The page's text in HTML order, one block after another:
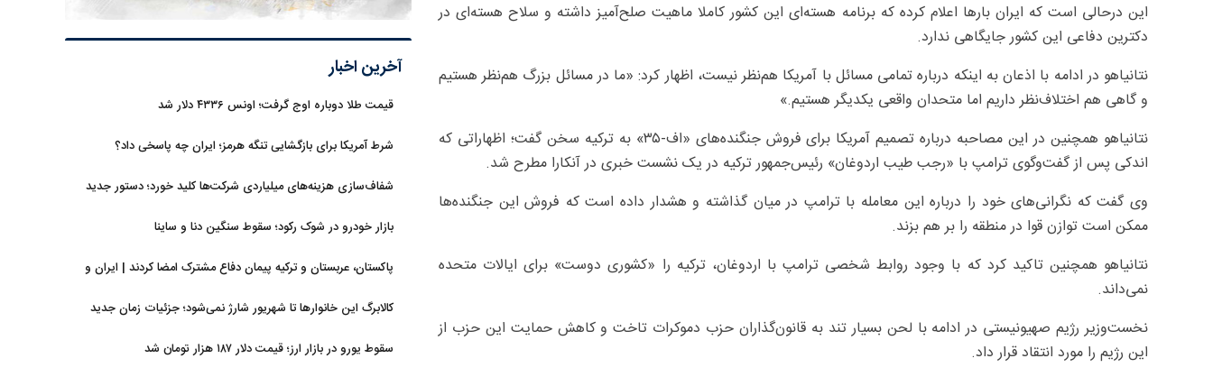
این درحالی است که ایران بارها اعلام کرده که برنامه هسته‌ای این کشور کاملا ماهیت صلح‌آمیز داشته و سلاح هسته‌ای در
دکترین دفاعی این کشور جایگاهی ندارد.
نتانیاهو در ادامه با اذعان به اینکه درباره تمامی مسائل با آمریکا هم‌نظر نیست، اظهار کرد: «ما در مسائل بزرگ هم‌نظر هستیم
و گاهی هم اختلاف‌نظر داریم اما متحدان واقعی یکدیگر هستیم.»
نتانیاهو همچنین در این مصاحبه درباره تصمیم آمریکا برای فروش جنگنده‌های «اف-۳۵» به ترکیه سخن گفت؛ اظهاراتی که
اندکی پس از گفت‌وگوی ترامپ با «رجب طیب اردوغان» رئیس‌جمهور ترکیه در یک نشست خبری در آنکارا مطرح شد.
وی گفت که نگرانی‌های خود را درباره این معامله با ترامپ در میان گذاشته و هشدار داده است که فروش این جنگنده‌ها
ممکن است توازن قوا در منطقه را بر هم بزند.
نتانیاهو همچنین تاکید کرد که با وجود روابط شخصی ترامپ با اردوغان، ترکیه را «کشوری دوست» برای ایالات متحده
نمی‌داند.
نخست‌وزیر رژیم صهیونیستی در ادامه با لحن بسیار تند به قانون‌گذاران حزب دموکرات تاخت و کاهش حمایت این حزب از
این رژیم را مورد انتقاد قرار داد.
آخرین اخبار
قیمت طلا دوباره اوج گرفت؛ اونس ۴۳۳۶ دلار شد
شرط آمریکا برای بازگشایی تنگه هرمز؛ ایران چه پاسخی داد؟
شفاف‌سازی هزینه‌های میلیاردی شرکت‌ها کلید خورد؛ دستور جدید
بازار خودرو در شوک رکود؛ سقوط سنگین دنا و ساینا
پاکستان، عربستان و ترکیه پیمان دفاع مشترک امضا کردند | ایران و
کالابرگ این خانوارها تا شهریور شارژ نمی‌شود؛ جزئیات زمان جدید
سقوط یورو در بازار ارز؛ قیمت دلار ۱۸۷ هزار تومان شد